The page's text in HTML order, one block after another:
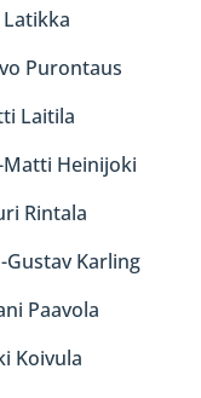
Purontaus
Laitila
Heinijoki
Rintala
Karling
Paavola
Koivula